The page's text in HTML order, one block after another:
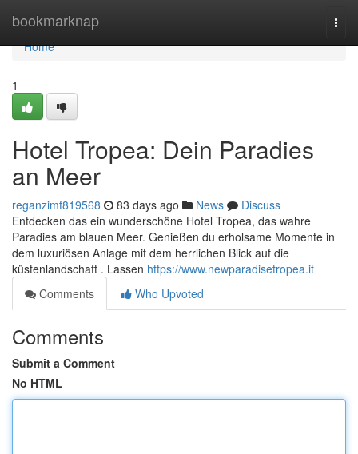
bookmarknap
Home
Home
1
Hotel Tropea: Dein Paradies
an Meer
reganzimf819568 83 days ago News
Discuss
Entdecken das ein wunderschöne Hotel Tropea, das wahre
Paradies am blauen Meer. Genießen du erholsame Momente in
dem luxuriösen Anlage mit dem herrlichen Blick auf die
küstenlandschaft . Lassen https://www.newparadisetropea.it
Comments
Who Upvoted
Comments
Submit a Comment
No HTML